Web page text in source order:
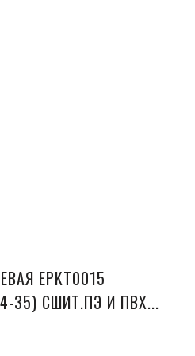
EPKT0015
35) СШИТ.ПЭ И ПВХ...